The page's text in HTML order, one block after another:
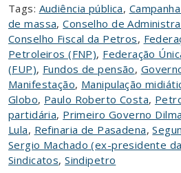
Tags: Audiência pública,
de massa,Conselho de
Conselho Fiscal da Petros,
Petroleiros (FNP), Federação
(FUP), Fundos de pensão,
Manifestação, Manipulação
Globo, Paulo Roberto Costa,
partidária, Primeiro Governo Dilma
Lula, Refinaria de Pasadena,
Sergio Machado (ex-presidente
Sindicatos,Sindipetro